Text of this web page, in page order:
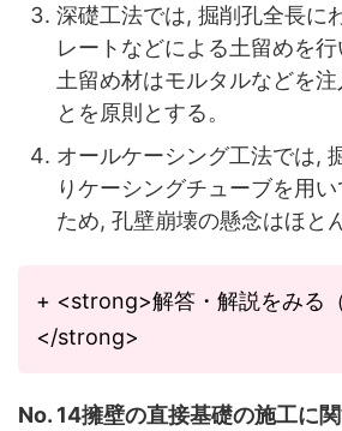
深礎工法では, 掘削孔全長に
レートなどによる土留めを
土留め材はモルタルなどを
とを原則とする。
オールケーシング工法では,
りケーシングチューブを用
ため, 孔壁崩壊の懸念はほと
+ <strong>解答・解説をみる（
</strong>
No. 14擁壁の直接基礎の施工に